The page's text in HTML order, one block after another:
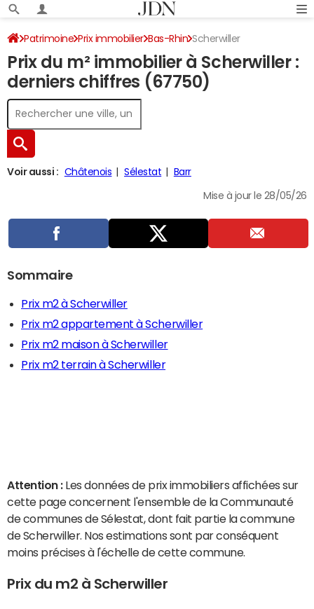
Patrimoine Prix immobilier Bas-Rhin Scherwiller
Prix du m² immobilier à Scherwiller :
derniers chiffres (67750)
Voir aussi : Châtenois Sélestat Barr
Mise à jour le 28/05/26
Sommaire
Prix m2 à Scherwiller
Prix m2 appartement à Scherwiller
Prix m2 maison à Scherwiller
Prix m2 terrain à Scherwiller
Attention : Les données de prix immobiliers affichées sur
cette page concernent l'ensemble de la Communauté
de communes de Sélestat, dont fait partie la commune
de Scherwiller. Nos estimations sont par conséquent
moins précises à l'échelle de cette commune.
Prix du m2 à Scherwiller